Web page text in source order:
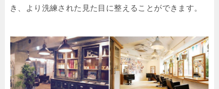
き、より洗練された見た目に整えることができます。